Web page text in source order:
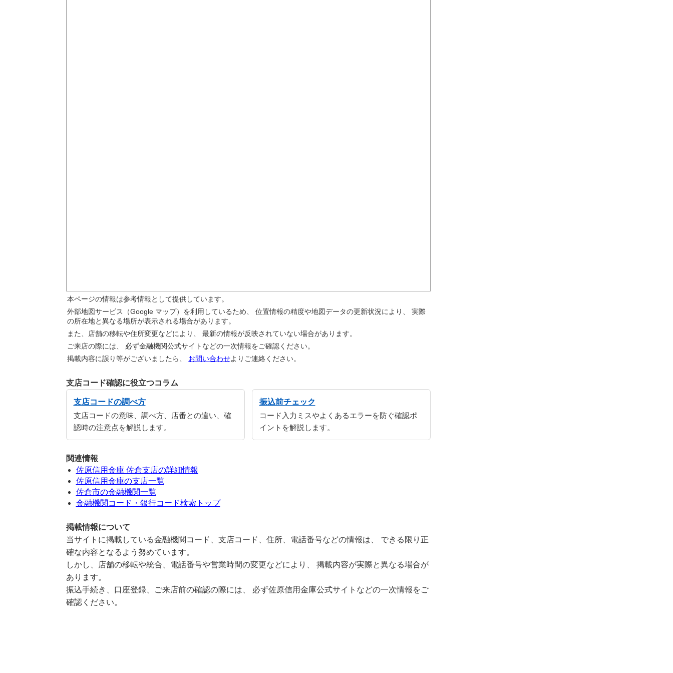
本ページの情報は参考情報として提供しています。
外部地図サービス（Google マップ）を利用しているため、 位置情報の精度や地図データの更新状況により、 実際
の所在地と異なる場所が表示される場合があります。
また、店舗の移転や住所変更などにより、 最新の情報が反映されていない場合があります。
ご来店の際には、 必ず金融機関公式サイトなどの一次情報をご確認ください。
掲載内容に誤り等がございましたら、 お問い合わせよりご連絡ください。
支店コード確認に役立つコラム
支店コードの調べ方
支店コードの意味、調べ方、店番との違い、確
認時の注意点を解説します。
振込前チェック
コード入力ミスやよくあるエラーを防ぐ確認ポ
イントを解説します。
関連情報
佐原信用金庫 佐倉支店の詳細情報
佐原信用金庫の支店一覧
佐倉市の金融機関一覧
金融機関コード・銀行コード検索トップ
掲載情報について
当サイトに掲載している金融機関コード、支店コード、住所、電話番号などの情報は、 できる限り正
確な内容となるよう努めています。
しかし、店舗の移転や統合、電話番号や営業時間の変更などにより、 掲載内容が実際と異なる場合が
あります。
振込手続き、口座登録、ご来店前の確認の際には、 必ず佐原信用金庫公式サイトなどの一次情報をご
確認ください。